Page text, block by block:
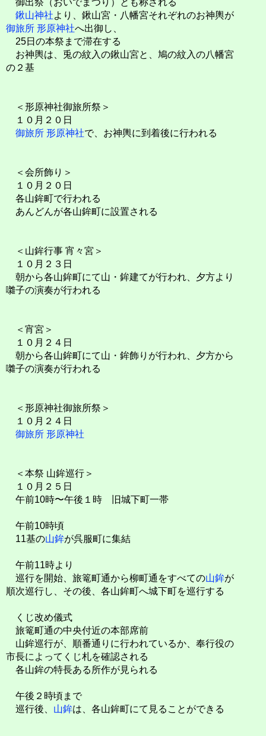
御出祭（おいでまつり）とも称される
鍬山神社より、鍬山宮・八幡宮それぞれのお神輿が
御旅所 形原神社へ出御し、
25日の本祭まで滞在する
お神輿は、兎の紋入の鍬山宮と、鳩の紋入の八幡宮
の２基
＜形原神社御旅所祭＞
１０月２０日
御旅所 形原神社で、お神輿に到着後に行われる
＜会所飾り＞
１０月２０日
各山鉾町で行われる
あんどんが各山鉾町に設置される
＜山鉾行事 宵々宮＞
１０月２３日
朝から各山鉾町にて山・鉾建てが行われ、夕方より
囃子の演奏が行われる
＜宵宮＞
１０月２４日
朝から各山鉾町にて山・鉾飾りが行われ、夕方から
囃子の演奏が行われる
＜形原神社御旅所祭＞
１０月２４日
御旅所 形原神社
＜本祭 山鉾巡行＞
１０月２５日
午前10時〜午後１時 旧城下町一帯
午前10時頃
11基の山鉾が呉服町に集結
午前11時より
巡行を開始、旅篭町通から柳町通をすべての山鉾が
順次巡行し、その後、各山鉾町へ城下町を巡行する
くじ改め儀式
旅篭町通の中央付近の本部席前
山鉾巡行が、順番通りに行われているか、奉行役の
市長によってくじ札を確認される
各山鉾の特長ある所作が見られる
午後２時頃まで
巡行後、 山鉾は、各山鉾町にて見ることができる